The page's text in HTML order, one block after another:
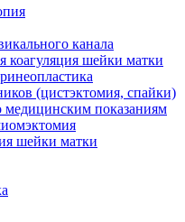
канала
коагуляция шейки матки
(цистэктомия, спайки)
медицинским показаниям
шейки матки